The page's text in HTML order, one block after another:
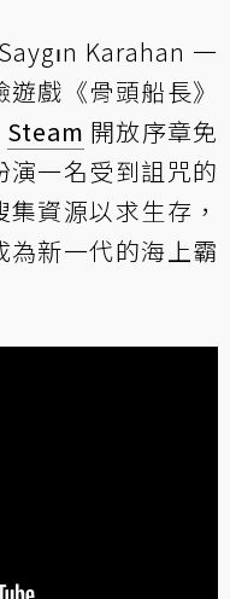
Karahan 一
戲《骨頭船長》
Steam 開放序章免
演一名受到詛咒的
資源以求生存，
新一代的海上霸